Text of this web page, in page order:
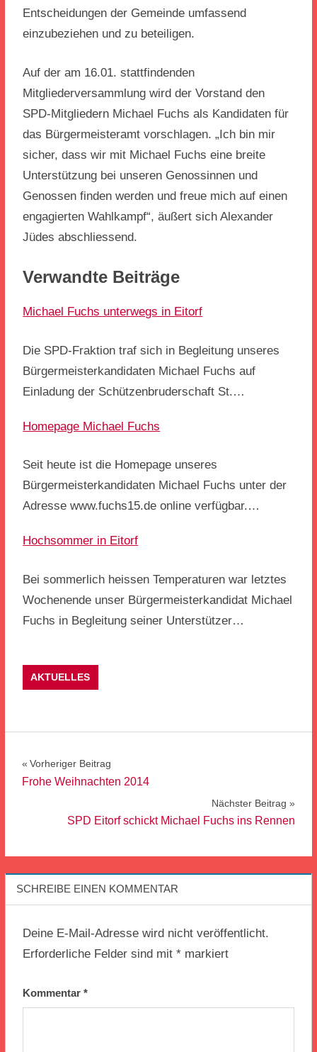
Entscheidungen der Gemeinde umfassend
einzubeziehen und zu beteiligen.
Auf der am 16.01. stattfindenden
Mitgliederversammlung wird der Vorstand den
SPD-Mitgliedern Michael Fuchs als Kandidaten für
das Bürgermeisteramt vorschlagen. „Ich bin mir
sicher, dass wir mit Michael Fuchs eine breite
Unterstützung bei unseren Genossinnen und
Genossen finden werden und freue mich auf einen
engagierten Wahlkampf“, äußert sich Alexander
Jüdes abschliessend.
Verwandte Beiträge
Michael Fuchs unterwegs in Eitorf
Die SPD-Fraktion traf sich in Begleitung unseres
Bürgermeisterkandidaten Michael Fuchs auf
Einladung der Schützenbruderschaft St.…
Homepage Michael Fuchs
Seit heute ist die Homepage unseres
Bürgermeisterkandidaten Michael Fuchs unter der
Adresse www.fuchs15.de online verfügbar.…
Hochsommer in Eitorf
Bei sommerlich heissen Temperaturen war letztes
Wochenende unser Bürgermeisterkandidat Michael
Fuchs in Begleitung seiner Unterstützer…
AKTUELLES
Beitragsnavigation
Vorheriger Beitrag
Frohe Weihnachten 2014
Nächster Beitrag
SPD Eitorf schickt Michael Fuchs ins Rennen
SCHREIBE EINEN KOMMENTAR
Deine E-Mail-Adresse wird nicht veröffentlicht.
Erforderliche Felder sind mit *markiert
Kommentar *